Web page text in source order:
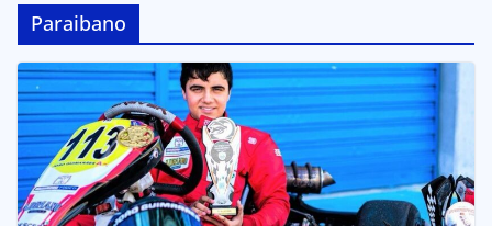
Paraibano